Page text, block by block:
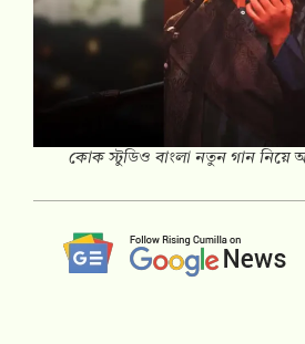
কোক স্টুডিও বাংলা নতুন গান নিয়ে